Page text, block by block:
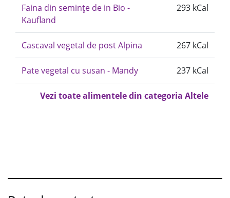
Faina din semințe de in Bio -
Kaufland
293 kCal
Cascaval vegetal de post Alpina 267 kCal
Pate vegetal cu susan - Mandy 237 kCal
Vezi toate alimentele din categoria Altele